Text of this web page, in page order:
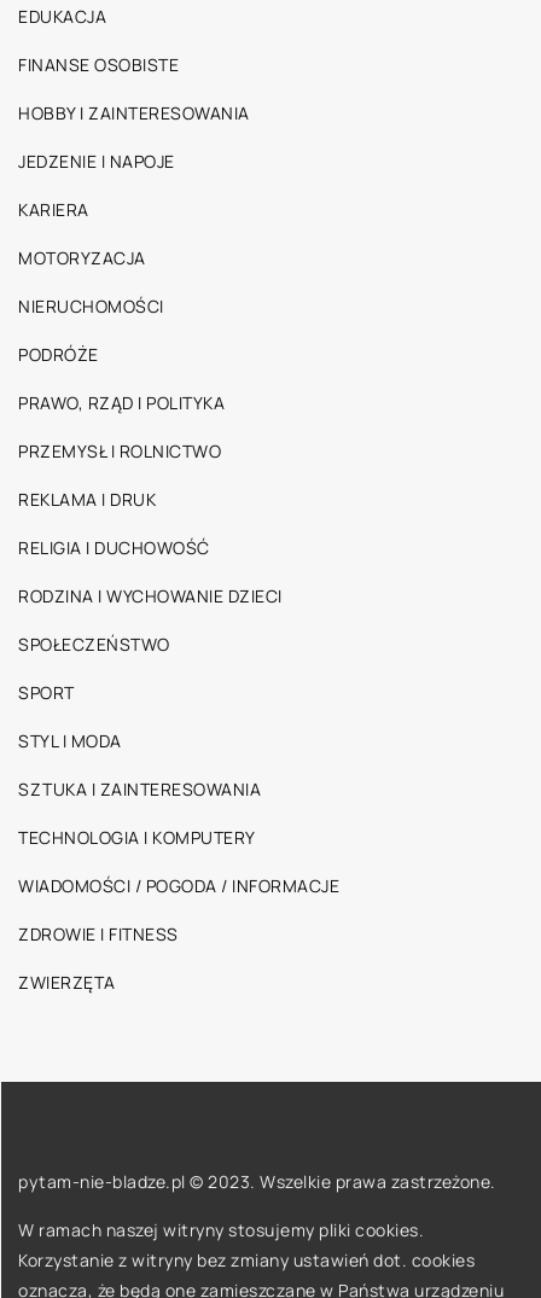
EDUKACJA
FINANSE OSOBISTE
HOBBY I ZAINTERESOWANIA
JEDZENIE I NAPOJE
KARIERA
MOTORYZACJA
NIERUCHOMOŚCI
PODRÓŻE
PRAWO, RZĄD I POLITYKA
PRZEMYSŁ I ROLNICTWO
REKLAMA I DRUK
RELIGIA I DUCHOWOŚĆ
RODZINA I WYCHOWANIE DZIECI
SPOŁECZEŃSTWO
SPORT
STYL I MODA
SZTUKA I ZAINTERESOWANIA
TECHNOLOGIA I KOMPUTERY
WIADOMOŚCI / POGODA / INFORMACJE
ZDROWIE I FITNESS
ZWIERZĘTA
pytam-nie-bladze.pl © 2023. Wszelkie prawa zastrzeżone.
W ramach naszej witryny stosujemy pliki cookies.
Korzystanie z witryny bez zmiany ustawień dot. cookies
oznacza, że będą one zamieszczane w Państwa urządzeniu